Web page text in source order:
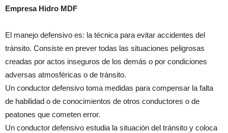
Empresa Hidro MDF
El manejo defensivo es: la técnica para evitar accidentes del
tránsito. Consiste en prever todas las situaciones peligrosas
creadas por actos inseguros de los demás o por condiciones
adversas atmosféricas o de tránsito.
Un conductor defensivo toma medidas para compensar la falta
de habilidad o de conocimientos de otros conductores o de
peatones que cometen error.
Un conductor defensivo estudia la situación del tránsito y coloca